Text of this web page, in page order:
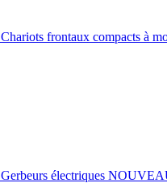
Chariots frontaux compacts à
Gerbeurs électriques